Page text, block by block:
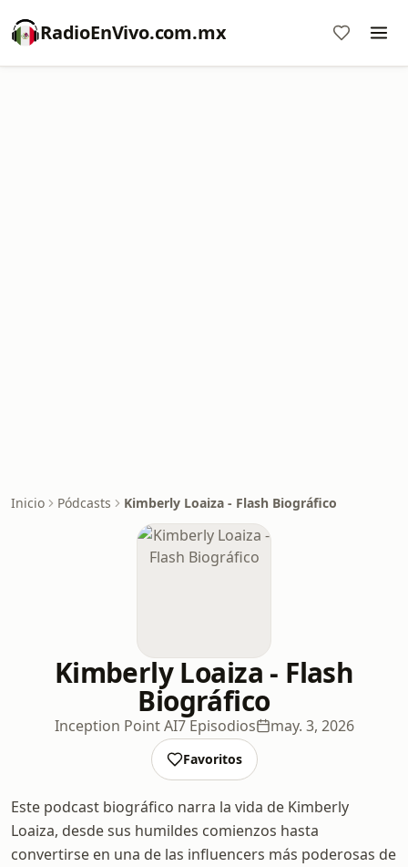
RadioEnVivo.com.mx
Inicio Pódcasts Kimberly Loaiza - Flash Biográfico
Kimberly Loaiza - Flash
Biográfico
Inception Point AI7 Episodios may. 3, 2026
Favoritos
Este podcast biográfico narra la vida de Kimberly
Loaiza, desde sus humildes comienzos hasta
convertirse en una de las influencers más poderosas de